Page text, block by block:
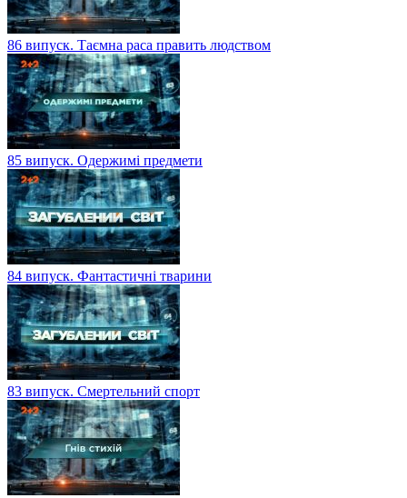
86 випуск. Таємна раса править людством
85 випуск. Одержимі предмети
84 випуск. Фантастичні тварини
83 випуск. Смертельний спорт